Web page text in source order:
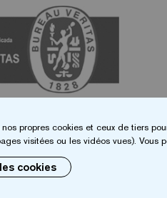
propres cookies et ceux de tiers
visitées ou les vidéos vues). Vous
cookies